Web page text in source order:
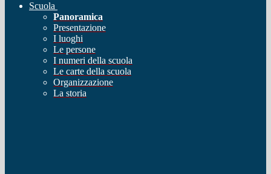
Scuola
Panoramica
Presentazione
I luoghi
Le persone
I numeri della scuola
Le carte della scuola
Organizzazione
La storia